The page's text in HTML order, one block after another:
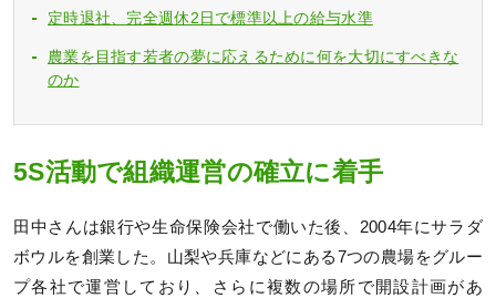
定時退社、完全週休2日で標準以上の給与水準
農業を目指す若者の夢に応えるために何を大切にすべきな
のか
5S活動で組織運営の確立に着手
田中さんは銀行や生命保険会社で働いた後、2004年にサラダ
ボウルを創業した。山梨や兵庫などにある7つの農場をグルー
プ各社で運営しており、さらに複数の場所で開設計画があ